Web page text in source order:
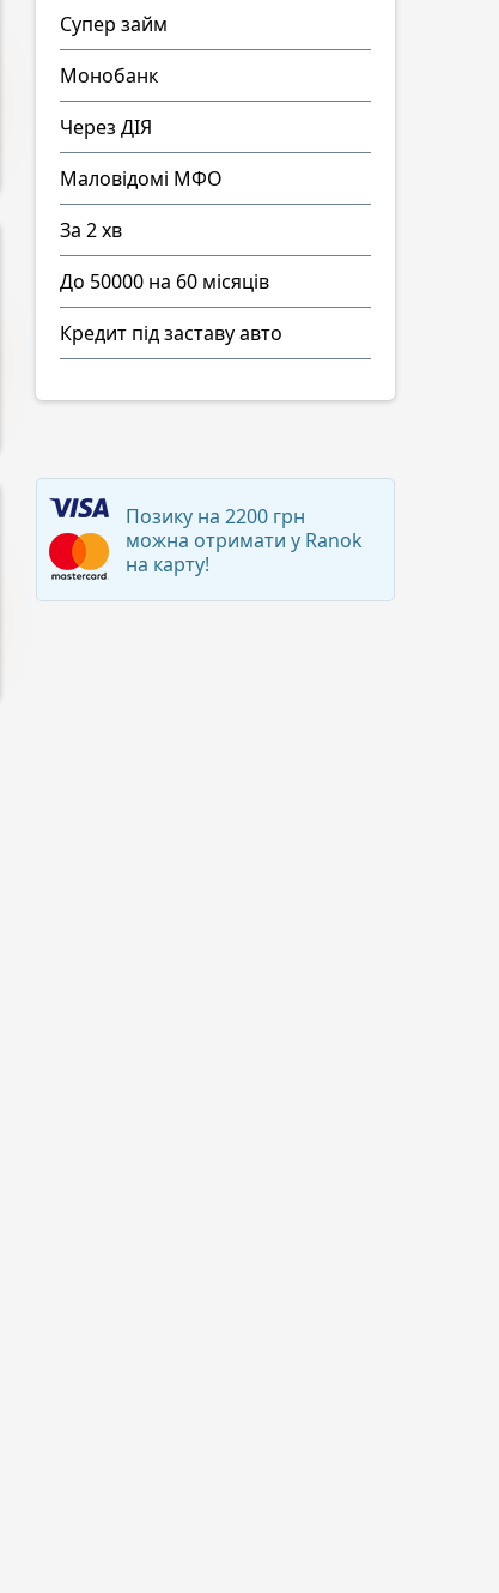
Супер займ
Монобанк
Через ДІЯ
Маловідомі МФО
За 2 хв
До 50000 на 60 місяців
Кредит під заставу авто
Позику на 2200 грн
можна отримати у Ranok
на карту!